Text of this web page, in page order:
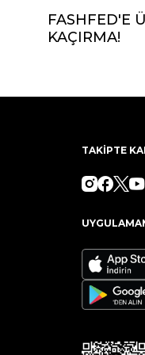
FASHFED'E
KAÇIRMA!
TAKİPTE